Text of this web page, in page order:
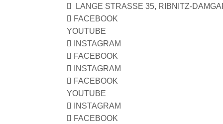
LANGE STRASSE 35, RIBNITZ-
FACEBOOK
YOUTUBE
INSTAGRAM
FACEBOOK
INSTAGRAM
FACEBOOK
YOUTUBE
INSTAGRAM
FACEBOOK